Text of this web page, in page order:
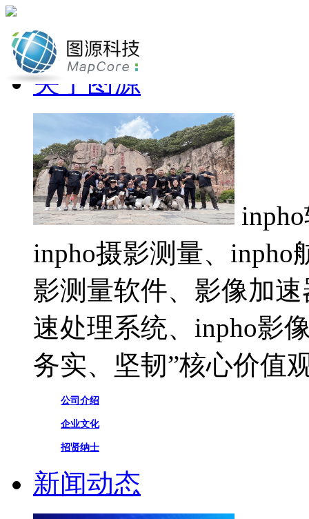
网站首页
关于图源
inpho摄影测量、inpho
影测量软件、影像加
速处理系统、inpho影
务实、坚韧”核心价值
公司介绍
企业文化
招贤纳士
新闻动态